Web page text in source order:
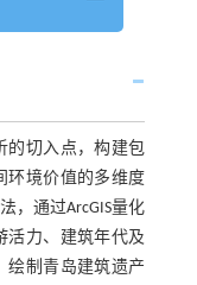
的切入点，构建包
环境价值的多维度
，通过ArcGIS量化
活力、建筑年代及
绘制青岛建筑遗产